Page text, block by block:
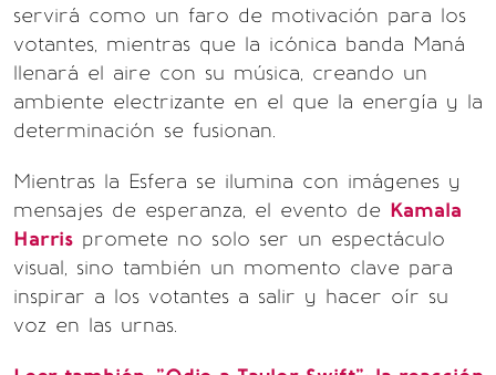
servirá como un faro de motivación para los
votantes, mientras que la icónica banda Maná
llenará el aire con su música, creando un
ambiente electrizante en el que la energía y la
determinación se fusionan.
Mientras la Esfera se ilumina con imágenes y
mensajes de esperanza, el evento de Kamala
Harris promete no solo ser un espectáculo
visual, sino también un momento clave para
inspirar a los votantes a salir y hacer oír su
voz en las urnas.